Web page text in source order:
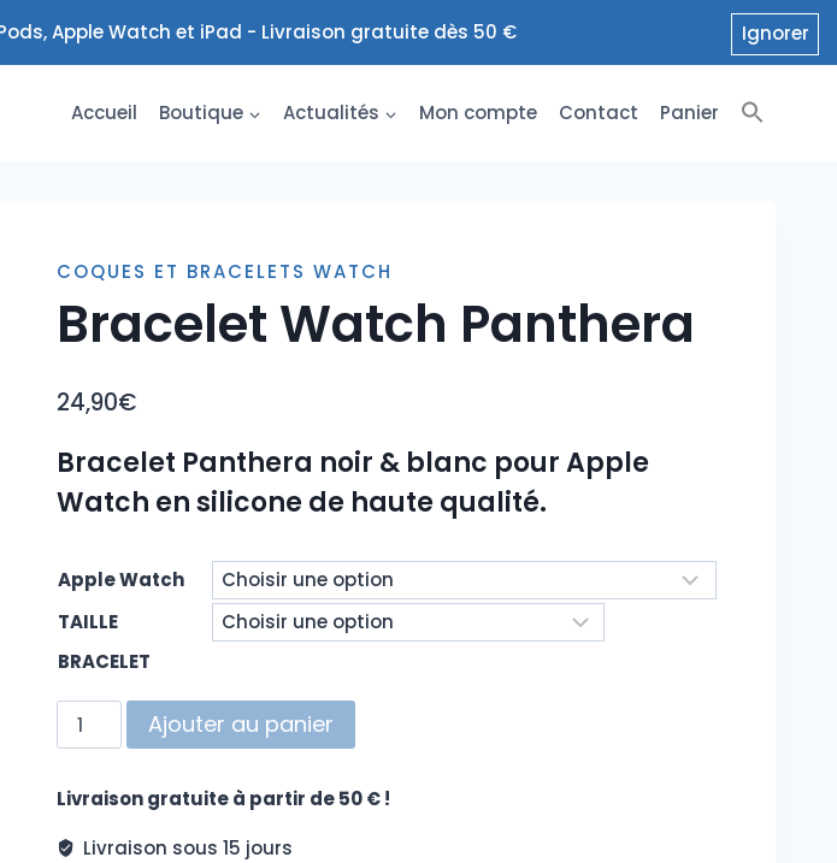
Apple Watch et iPad - Livraison gratuite dès 50 € Ignorer
Accueil Boutique Actualités Mon compte Contact Panier
COQUES ET BRACELETS WATCH
Bracelet Watch Panthera
24,90€
Bracelet Panthera noir & blanc pour Apple
Watch en silicone de haute qualité.
Apple Watch
TAILLE
BRACELET
quantité
de
Watch
Ajouter au panier
Livraison gratuite à partir de 50 € !
Livraison sous 15 jours